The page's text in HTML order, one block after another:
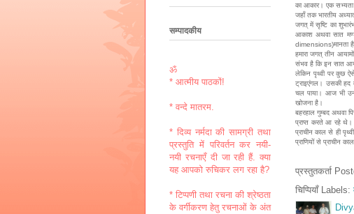
का आकार। एक सभ्यता
जहाँ तक भारतीय
जगत् में सृष्टि का
आकाश अथवा सात
dimensions)मानता
हमारा जगत् तीन
संभव है कि इन सात
लेकिन पृथ्वी पर कुछ
ट्राइएंगल। उसकी हद
चल पाया। आज भी
खोजना है।
बहरहाल गुम्बद अथवा
प्राप्त करते आ रहे थे।
प्राचीन काल से ही
प्राणियों से प्राचीन
प्रस्तुतकर्ता
चिप्पियाँ Labels:
सम्पादकीय
ॐ
* आत्मीय पाठकों!
* वन्दे मातरम.
* दिव्य नर्मदा की सामग्री तथा
प्रस्तुति में परिवर्तन कर नयी-
नयी रचनाएँ दी जा रही हैं. क्या
यह आपको रुचिकर लग रहा है?
* टिप्पणी तथा रचना की श्रेष्ठता
के वर्गीकरण हेतु रचनाओं के अंत